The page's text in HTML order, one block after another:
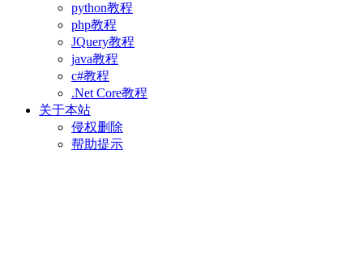
python教程
php教程
JQuery教程
java教程
c#教程
.Net Core教程
关于本站
侵权删除
帮助提示